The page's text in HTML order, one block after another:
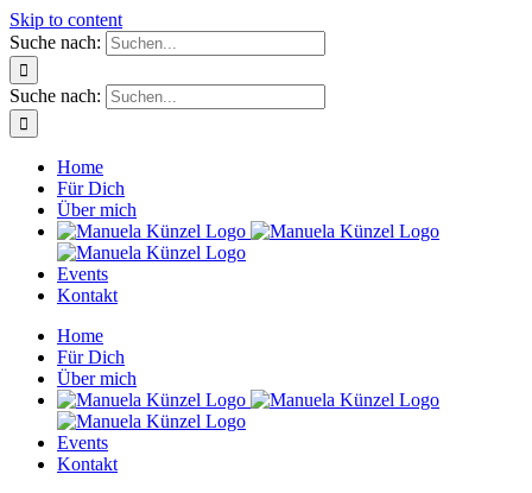
Skip to content
Suche nach:
Suche nach:
Home
Für Dich
Über mich
Events
Kontakt
Home
Für Dich
Über mich
Events
Kontakt